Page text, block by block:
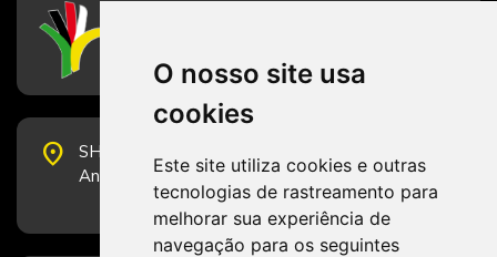
O nosso site usa
cookies
Este site utiliza cookies e outras
tecnologias de rastreamento para
melhorar sua experiência de
navegação para os seguintes
CFESS
place
SHS Quadra 6, Bloco E, Complexo Brasil 21, 20º
Andar, Sala 2001 - CEP 70322-915 - Brasília/DF